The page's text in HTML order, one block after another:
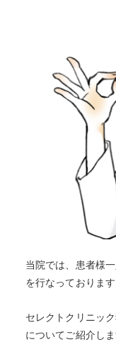
当院では、患者様
を行なっております
セレクトクリニッ
についてご紹介しま